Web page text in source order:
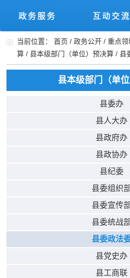
政务服务 互动交流
当前位置：首页 /政务公开 /重点
算 /县本级部门（单位）预决算 /县
县本级部门（单
县委办
县人大办
县政府办
县政协办
县纪委
县委组织
县委宣传
县委统战
县委政法
县党史办
县工商联